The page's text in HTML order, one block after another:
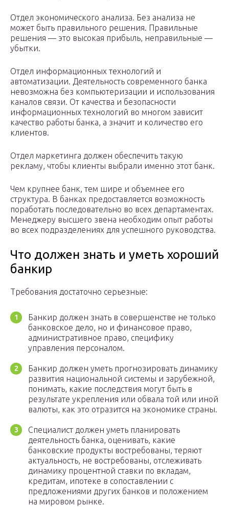
Отдел экономического анализа. Без анализа не
может быть правильного решения. Правильные
решения — это высокая прибыль, неправильные —
убытки.
Отдел информационных технологий и
автоматизации. Деятельность современного банка
невозможна без компьютеризации и использования
каналов связи. От качества и безопасности
информационных технологий во многом зависит
качество работы банка, а значит и количество его
клиентов.
Отдел маркетинга должен обеспечить такую
рекламу, чтобы клиенты выбрали именно этот банк.
Чем крупнее банк, тем шире и объемнее его
структура. В банках предоставляется возможность
поработать последовательно во всех департаментах.
Менеджеру высшего звена необходим опыт работы
во всех подразделениях для успешного руководства.
Что должен знать и уметь хороший
банкир
Требования достаточно серьезные:
Банкир должен знать в совершенстве не только
банковское дело, но и финансовое право,
административное право, специфику
управления персоналом.
Банкир должен уметь прогнозировать динамику
развития национальной системы и зарубежной,
понимать, какие последствия могут быть в
результате укрепления или обвала той или иной
валюты, как это отразится на экономике страны.
Специалист должен уметь планировать
деятельность банка, оценивать, какие
банковские продукты востребованы, теряют
актуальность, не востребованы, отслеживать
динамику процентной ставки по вкладам,
кредитам, ипотеке в сопоставлении с
предложениями других банков и положением
на мировом рынке.